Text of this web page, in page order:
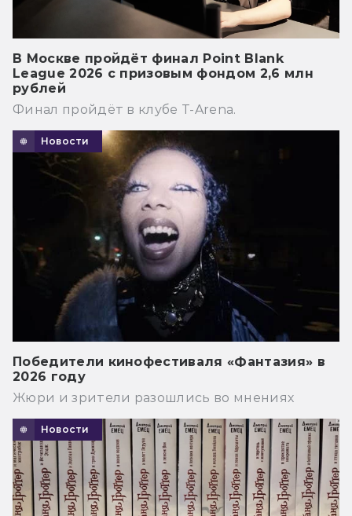
В Москве пройдёт финал Point Blank
League 2026 с призовым фондом 2,6 млн
рублей
Финал пройдёт в клубе T-Arena.
Новости
Победители кинофестиваля «Фантазия» в
2026 году
Жюри и зрители разошлись во мнениях
Новости